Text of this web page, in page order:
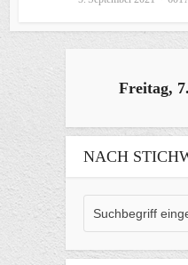
Freitag,
NACH